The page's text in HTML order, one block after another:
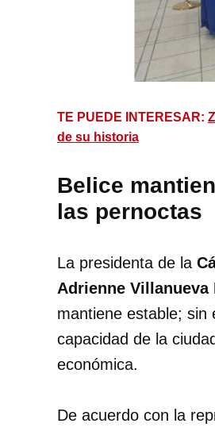
TE PUEDE INTERESAR:
de su historia
Belice
las pernoctas
La presidenta de la
Adrienne Villanueva
mantiene estable;
capacidad de la
económica.
De acuerdo con la